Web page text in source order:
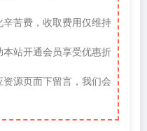
苦费，收取费用仅维持
站开通会员享受优惠折
源页面下留言，我们会